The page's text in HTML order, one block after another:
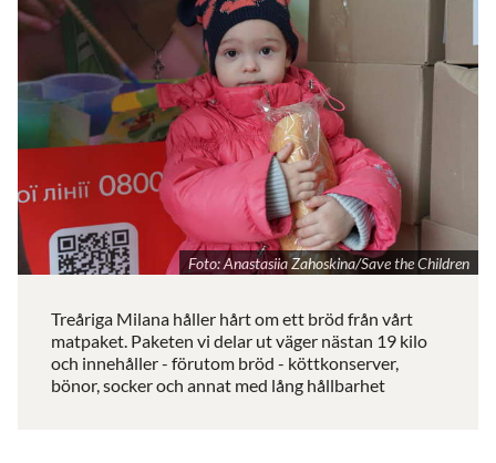
Foto: Anastasiia Zahoskina/Save the Children
Treåriga Milana håller hårt om ett bröd från vårt
matpaket. Paketen vi delar ut väger nästan 19 kilo
och innehåller - förutom bröd - köttkonserver,
bönor, socker och annat med lång hållbarhet